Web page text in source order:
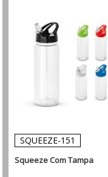
SQUEEZE-151
Squeeze Com Tampa